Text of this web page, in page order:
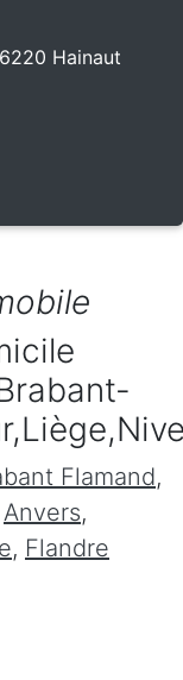
Hainaut
Flamand,
Anvers,
, Flandre